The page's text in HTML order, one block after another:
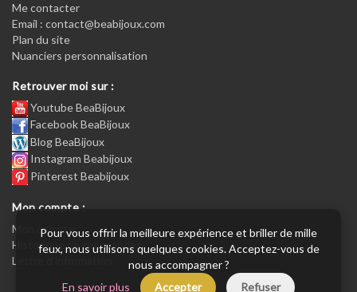
Me contacter
Email : contact@beabijoux.com
Plan du site
Nuanciers personnalisation
Retrouver moi sur :
Youtube BeaBijoux
Facebook BeaBijoux
Blog BeaBijoux
Instagram Beabijoux
Pinterest Beabijoux
Mon compte :
Mon compte :
Historique de commandes
Lettre d’information
Pour vous offrir la meilleure expérience et briller de mille
feux, nous utilisons quelques cookies. Acceptez-vous de
nous accompagner ?
En savoir plus
Accepter Refuser